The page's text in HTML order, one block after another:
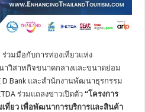
วมมือกับการท่องเที่ยวแห่ง
วิสาหกิจขนาดกลางและขนาดย่อม
D Bank และสำนักงานพัฒนาธุรกรรม
ร่วมแถลงข่าวเปิดตัว“โครงการ
ที่ยว เพื่อพัฒนาการบริการและสินค้า